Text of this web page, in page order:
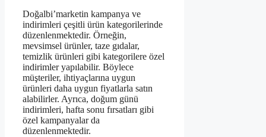
Doğalbi’marketin kampanya ve
indirimleri çeşitli ürün kategorilerinde
düzenlenmektedir. Örneğin,
mevsimsel ürünler, taze gıdalar,
temizlik ürünleri gibi kategorilere özel
indirimler yapılabilir. Böylece
müşteriler, ihtiyaçlarına uygun
ürünleri daha uygun fiyatlarla satın
alabilirler. Ayrıca, doğum günü
indirimleri, hafta sonu fırsatları gibi
özel kampanyalar da
düzenlenmektedir.